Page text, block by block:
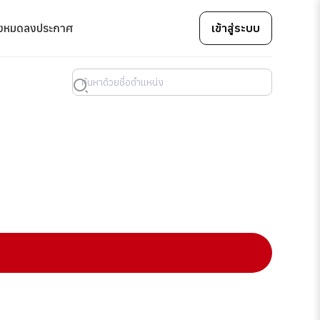
หมดลงประกาศ เข้าสู่ระบบ